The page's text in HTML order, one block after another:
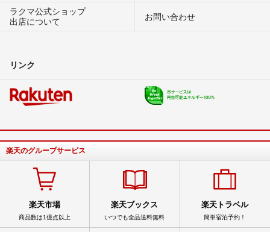
ラクマ公式ショップ
出店について
お問い合わせ
リンク
楽天のグループサービス
楽天市場
商品数は1億点以上
楽天ブックス
いつでも全品送料無料
楽天トラベル
簡単宿泊予約！